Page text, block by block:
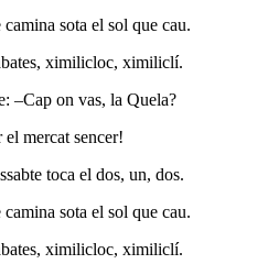
sota el sol que cau.
ximilicloc, ximiliclí.
–Cap on vas, la Quela?
mercat sencer!
toca el dos, un, dos.
sota el sol que cau.
ximilicloc, ximiliclí.